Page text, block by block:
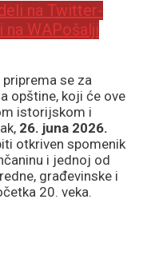
na Twitter-
na WAPošalji
se za
opštine, koji će ove
istorijskom i
26. juna 2026.
otkriven spomenik
i jednoj od
građevinske i
20. veka.